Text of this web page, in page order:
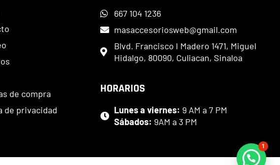
de compra
de privacidad
667 104 1236
masaccesoriosweb@gmail.com
Blvd. Francisco I Madero 1471, Miguel
Hidalgo, 80090, Culiacan, Sinaloa
HORARIOS
Lunes a viernes: 9 AM a 7 PM
Sábados: 9AM a 3 PM
1